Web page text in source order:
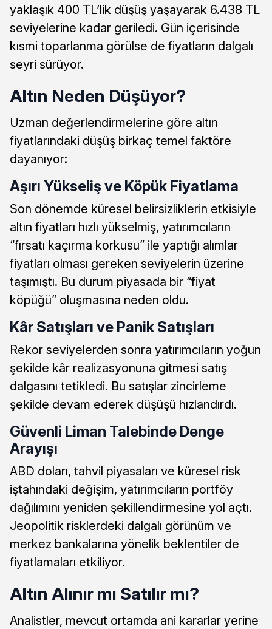
yaklaşık 400 TL’lik düşüş yaşayarak 6.438 TL
seviyelerine kadar geriledi. Gün içerisinde
kısmi toparlanma görülse de fiyatların dalgalı
seyri sürüyor.
Altın Neden Düşüyor?
Uzman değerlendirmelerine göre altın
fiyatlarındaki düşüş birkaç temel faktöre
dayanıyor:
Aşırı Yükseliş ve Köpük Fiyatlama
Son dönemde küresel belirsizliklerin etkisiyle
altın fiyatları hızlı yükselmiş, yatırımcıların
“fırsatı kaçırma korkusu” ile yaptığı alımlar
fiyatları olması gereken seviyelerin üzerine
taşımıştı. Bu durum piyasada bir “fiyat
köpüğü” oluşmasına neden oldu.
Kâr Satışları ve Panik Satışları
Rekor seviyelerden sonra yatırımcıların yoğun
şekilde kâr realizasyonuna gitmesi satış
dalgasını tetikledi. Bu satışlar zincirleme
şekilde devam ederek düşüşü hızlandırdı.
Güvenli Liman Talebinde Denge
Arayışı
ABD doları, tahvil piyasaları ve küresel risk
iştahındaki değişim, yatırımcıların portföy
dağılımını yeniden şekillendirmesine yol açtı.
Jeopolitik risklerdeki dalgalı görünüm ve
merkez bankalarına yönelik beklentiler de
fiyatlamaları etkiliyor.
Altın Alınır mı Satılır mı?
Analistler, mevcut ortamda ani kararlar yerine